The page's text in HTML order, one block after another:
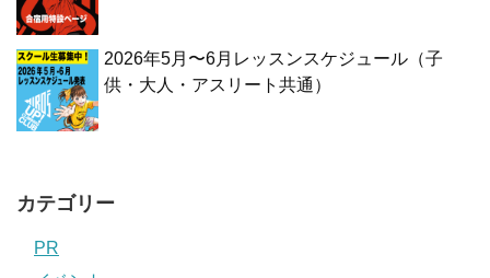
2026年5月〜6月レッスンスケジュール（子
供・大人・アスリート共通）
カテゴリー
PR